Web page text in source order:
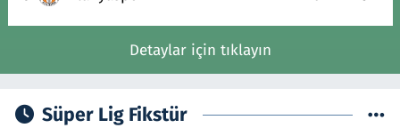
Detaylar için tıklayın
Süper Lig Fikstür